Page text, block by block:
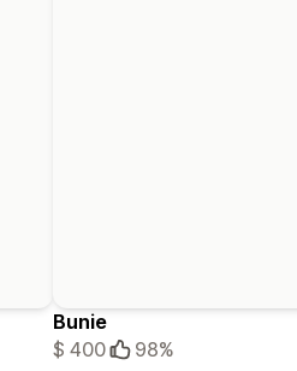
Bunie
$ 400
98%